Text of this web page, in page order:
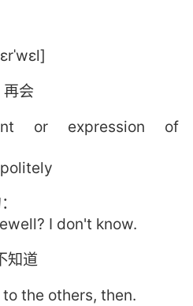
会
or expression of
I don't know.
知道
the others, then.